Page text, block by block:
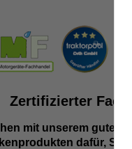
Zertifizierter
mit unserem guten
dafür, Sie